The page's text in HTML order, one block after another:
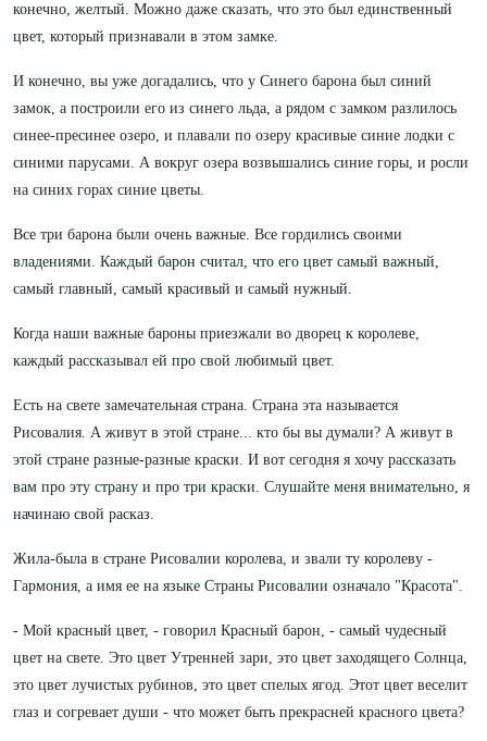
конечно, желтый. Можно даже сказать, что это был единственный
цвет, который признавали в этом замке.
И конечно, вы уже догадались, что у Синего барона был синий
замок, а построили его из синего льда, а рядом с замком разлилось
синее-пресинее озеро, и плавали по озеру красивые синие лодки с
синими парусами. А вокруг озера возвышались синие горы, и росли
на синих горах синие цветы.
Все три барона были очень важные. Все гордились своими
владениями. Каждый барон считал, что его цвет самый важный,
самый главный, самый красивый и самый нужный.
Когда наши важные бароны приезжали во дворец к королеве,
каждый рассказывал ей про свой любимый цвет.
Есть на свете замечательная страна. Страна эта называется
Рисовалия. А живут в этой стране... кто бы вы думали? А живут в
этой стране разные-разные краски. И вот сегодня я хочу рассказать
вам про эту страну и про три краски. Слушайте меня внимательно, я
начинаю свой расказ.
Жила-была в стране Рисовалии королева, и звали ту королеву -
Гармония, а имя ее на языке Страны Рисовалии означало "Красота".
- Мой красный цвет, - говорил Красный барон, - самый чудесный
цвет на свете. Это цвет Утренней зари, это цвет заходящего Солнца,
это цвет лучистых рубинов, это цвет спелых ягод. Этот цвет веселит
глаз и согревает души - что может быть прекрасней красного цвета?